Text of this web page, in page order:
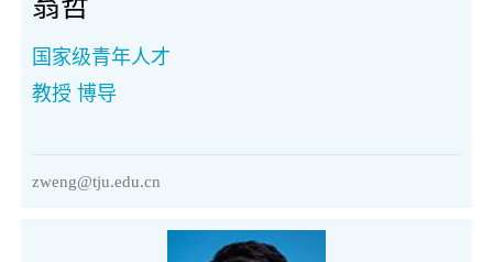
翁哲
国家级青年人才
教授 博导
zweng@tju.edu.cn